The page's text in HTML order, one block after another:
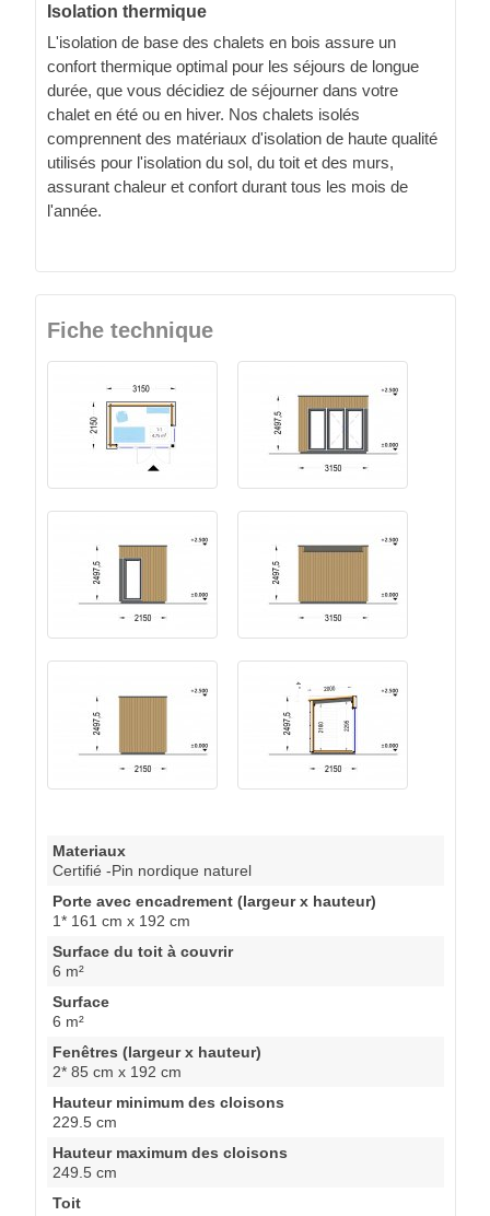
Isolation thermique
L'isolation de base des chalets en bois assure un
confort thermique optimal pour les séjours de longue
durée, que vous décidiez de séjourner dans votre
chalet en été ou en hiver. Nos chalets isolés
comprennent des matériaux d'isolation de haute qualité
utilisés pour l'isolation du sol, du toit et des murs,
assurant chaleur et confort durant tous les mois de
l'année.
Fiche technique
Materiaux
Certifié -Pin nordique naturel
Porte avec encadrement (largeur x hauteur)
1* 161 cm x 192 cm
Surface du toit à couvrir
6 m²
Surface
6 m²
Fenêtres (largeur x hauteur)
2* 85 cm x 192 cm
Hauteur minimum des cloisons
229.5 cm
Hauteur maximum des cloisons
249.5 cm
Toit